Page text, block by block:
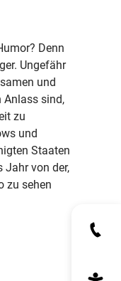
Denn
Ungefähr
und
Anlass sind,
zu
und
Staaten
Jahr von der,
zu sehen